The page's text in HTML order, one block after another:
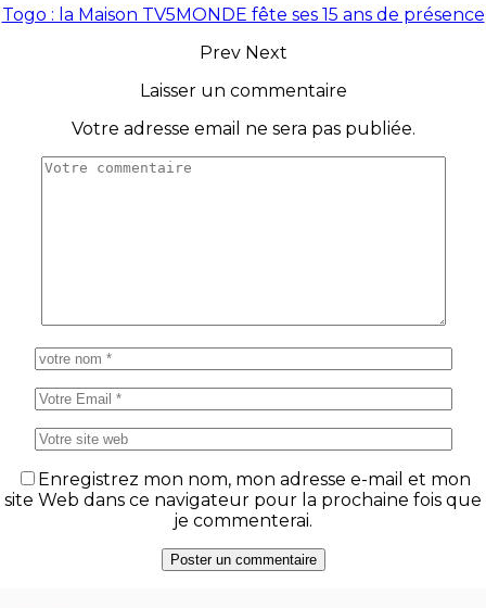
Togo : la Maison TV5MONDE fête ses 15 ans de présence
Prev Next
Laisser un commentaire
Votre adresse email ne sera pas publiée.
Enregistrez mon nom, mon adresse e-mail et mon
site Web dans ce navigateur pour la prochaine fois que
je commenterai.